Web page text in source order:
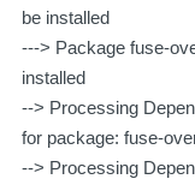
be installed
---> Package fuse-
installed
--> Processing
for package: fuse-
--> Processing